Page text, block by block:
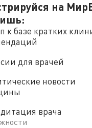
на
к базе кратких
для врачей
новости
врача
синдромы
истощающими
функции
пациент
включены в эти
не фиксируется
привлечь внимание
или максимум не